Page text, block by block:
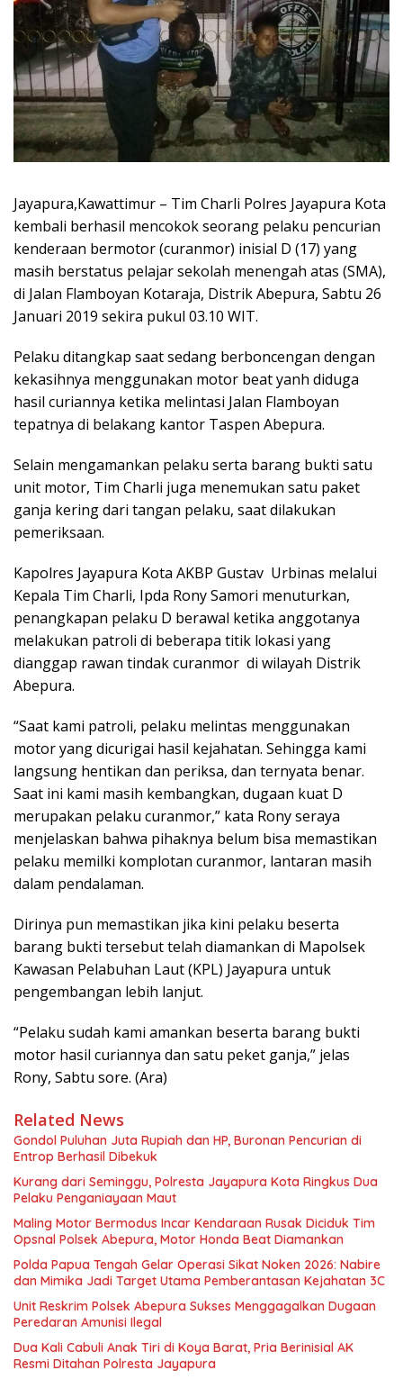
Jayapura,Kawattimur – Tim Charli Polres Jayapura Kota
kembali berhasil mencokok seorang pelaku pencurian
kenderaan bermotor (curanmor) inisial D (17) yang
masih berstatus pelajar sekolah menengah atas (SMA),
di Jalan Flamboyan Kotaraja, Distrik Abepura, Sabtu 26
Januari 2019 sekira pukul 03.10 WIT.
Pelaku ditangkap saat sedang berboncengan dengan
kekasihnya menggunakan motor beat yanh diduga
hasil curiannya ketika melintasi Jalan Flamboyan
tepatnya di belakang kantor Taspen Abepura.
Selain mengamankan pelaku serta barang bukti satu
unit motor, Tim Charli juga menemukan satu paket
ganja kering dari tangan pelaku, saat dilakukan
pemeriksaan.
Kapolres Jayapura Kota AKBP Gustav Urbinas melalui
Kepala Tim Charli, Ipda Rony Samori menuturkan,
penangkapan pelaku D berawal ketika anggotanya
melakukan patroli di beberapa titik lokasi yang
dianggap rawan tindak curanmor di wilayah Distrik
Abepura.
“Saat kami patroli, pelaku melintas menggunakan
motor yang dicurigai hasil kejahatan. Sehingga kami
langsung hentikan dan periksa, dan ternyata benar.
Saat ini kami masih kembangkan, dugaan kuat D
merupakan pelaku curanmor,” kata Rony seraya
menjelaskan bahwa pihaknya belum bisa memastikan
pelaku memilki komplotan curanmor, lantaran masih
dalam pendalaman.
Dirinya pun memastikan jika kini pelaku beserta
barang bukti tersebut telah diamankan di Mapolsek
Kawasan Pelabuhan Laut (KPL) Jayapura untuk
pengembangan lebih lanjut.
“Pelaku sudah kami amankan beserta barang bukti
motor hasil curiannya dan satu peket ganja,” jelas
Rony, Sabtu sore. (Ara)
Related News
Gondol Puluhan Juta Rupiah dan HP, Buronan Pencurian di
Entrop Berhasil Dibekuk
Kurang dari Seminggu, Polresta Jayapura Kota Ringkus Dua
Pelaku Penganiayaan Maut
Maling Motor Bermodus Incar Kendaraan Rusak Diciduk Tim
Opsnal Polsek Abepura, Motor Honda Beat Diamankan
Polda Papua Tengah Gelar Operasi Sikat Noken 2026: Nabire
dan Mimika Jadi Target Utama Pemberantasan Kejahatan 3C
Unit Reskrim Polsek Abepura Sukses Menggagalkan Dugaan
Peredaran Amunisi Ilegal
Dua Kali Cabuli Anak Tiri di Koya Barat, Pria Berinisial AK
Resmi Ditahan Polresta Jayapura